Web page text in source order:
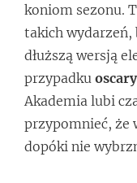
koniom sezonu.
takich wydarzeń,
dłuższą wersją
przypadku
Akademia lubi
przypomnieć, że
dopóki nie